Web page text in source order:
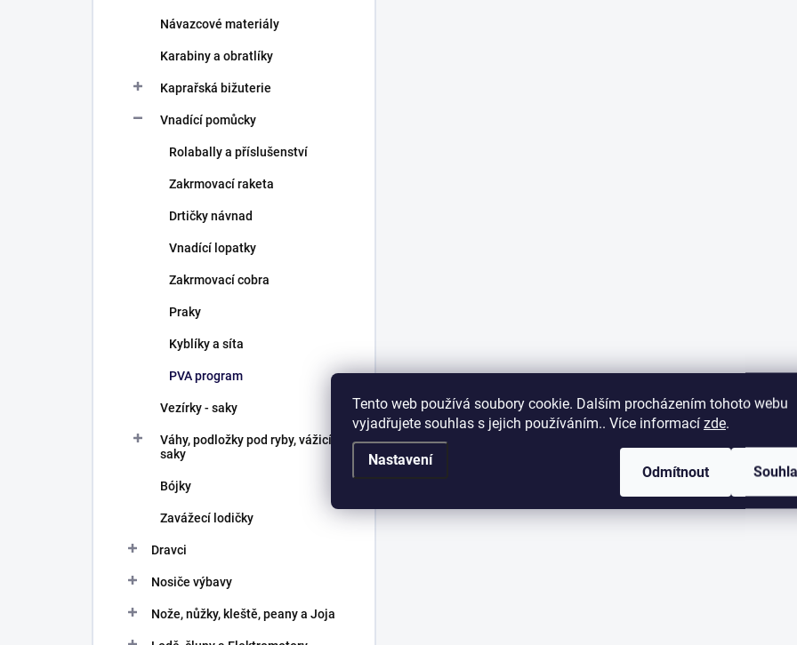
Tento web používá soubory cookie. Dalším procházením tohoto webu
vyjadřujete souhlas s jejich používáním.. Více informací zde.
Nastavení
Odmítnout
Návazcové materiály
Karabiny a obratlíky
Kaprařská bižuterie
Vnadící pomůcky
Rolabally a příslušenství
Zakrmovací raketa
Drtičky návnad
Vnadící lopatky
Zakrmovací cobra
Praky
Kyblíky a síta
PVA program
Vezírky - saky
Váhy, podložky pod ryby, vážicí
saky
Bójky
Zavážecí lodičky
Dravci
Nosiče výbavy
Nože, nůžky, kleště, peany a Joja